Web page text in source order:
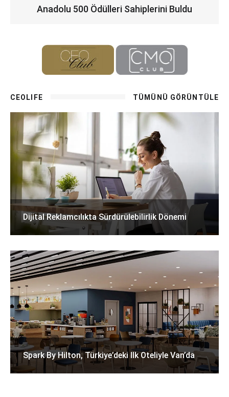
Anadolu 500 Ödülleri Sahiplerini Buldu
CEOLIFE TÜMÜNÜ GÖRÜNTÜLE
Dijital Reklamcılıkta Sürdürülebilirlik Dönemi
Spark By Hilton, Türkiye’deki Ilk Oteliyle Van’da